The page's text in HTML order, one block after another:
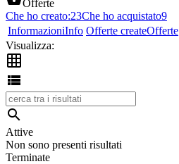
Offerte
Che ho creato:23Che ho acquistato9
InformazioniInfo Offerte createOfferte
Visualizza:



Attive
Non sono presenti risultati
Terminate